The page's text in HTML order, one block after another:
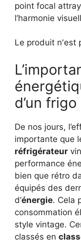
point focal
l’harmonie
Le produit n'est
d’un
De nos jours,
importante que
réfrigérateur
performance
bien que rétro
équipés des
d’énergie. Cela
consommation
style vintage.
classés en